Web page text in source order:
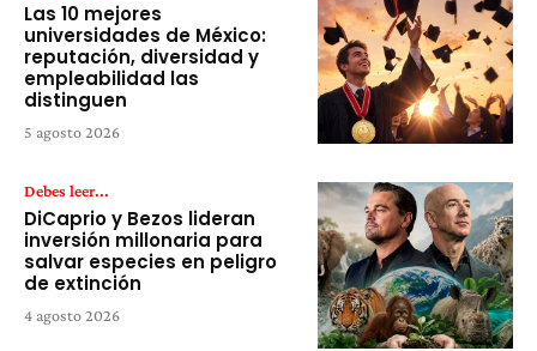
Las 10 mejores
universidades de México:
reputación, diversidad y
empleabilidad las
distinguen
5 agosto 2026
Debes leer...
DiCaprio y Bezos lideran
inversión millonaria para
salvar especies en peligro
de extinción
4 agosto 2026